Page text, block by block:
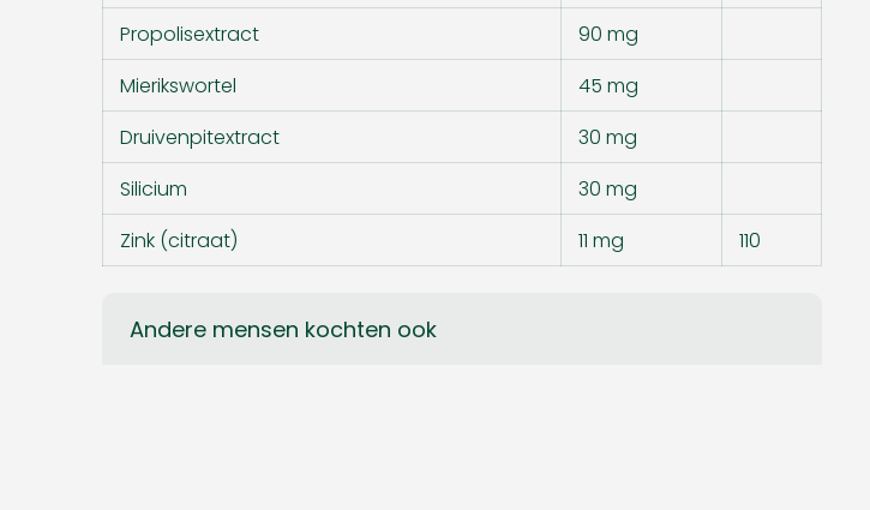
Propolisextract
90 mg
Mierikswortel
45 mg
Druivenpitextract
30 mg
Silicium
30 mg
Zink (citraat)
11 mg 110
Andere mensen kochten ook